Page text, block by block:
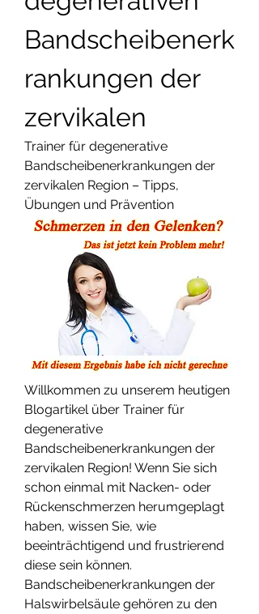
Bandscheibenerk
rankungen der
zervikalen
Trainer für degenerative
Bandscheibenerkrankungen der
zervikalen Region – Tipps,
Übungen und Prävention
Willkommen zu unserem heutigen
Blogartikel über Trainer für
degenerative
Bandscheibenerkrankungen der
zervikalen Region! Wenn Sie sich
schon einmal mit Nacken- oder
Rückenschmerzen herumgeplagt
haben, wissen Sie, wie
beeinträchtigend und frustrierend
diese sein können.
Bandscheibenerkrankungen der
Halswirbelsäule gehören zu den